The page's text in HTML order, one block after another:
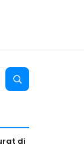
Search
di